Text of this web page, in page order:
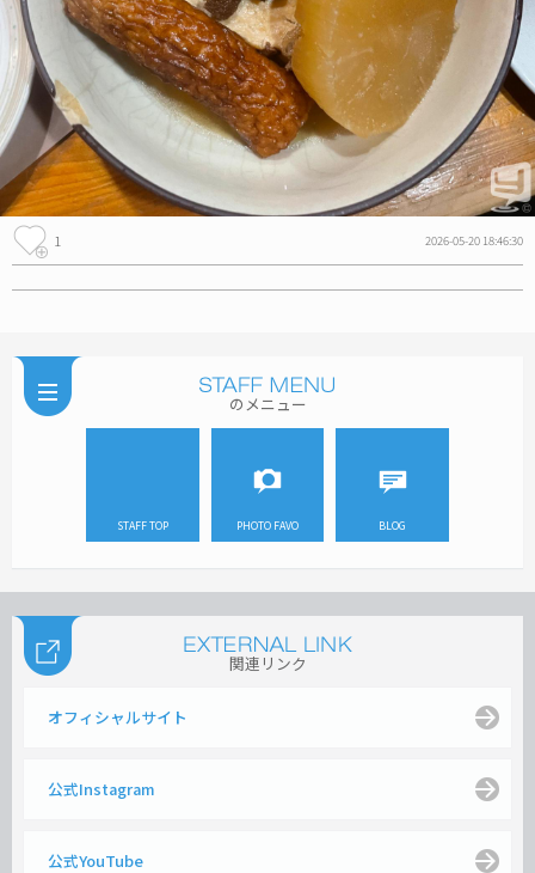
1 2026-05-20 18:46:30
のメニュー
STAFF TOP PHOTO FAVO BLOG
関連リンク
オフィシャルサイト
公式Instagram
公式YouTube